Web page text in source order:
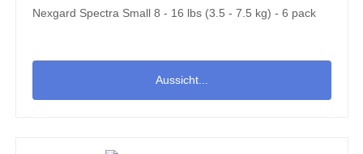
Nexgard Spectra Small 8 - 16 lbs (3.5 - 7.5 kg) - 6 pack
Aussicht...